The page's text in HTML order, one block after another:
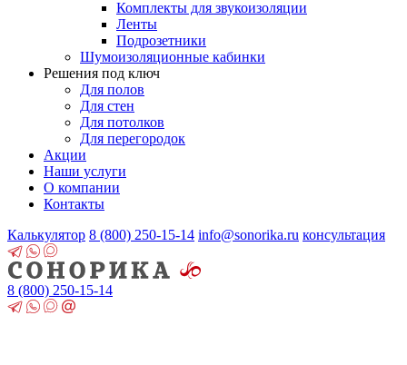
Комплекты для звукоизоляции
Ленты
Подрозетники
Шумоизоляционные кабинки
Решения под ключ
Для полов
Для стен
Для потолков
Для перегородок
Акции
Наши услуги
О компании
Контакты
Калькулятор 8 (800) 250-15-14 info@sonorika.ru консультация
8 (800) 250-15-14